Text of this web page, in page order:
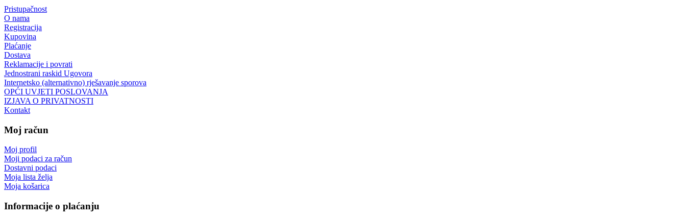
Pristupačnost
O nama
Registracija
Kupovina
Plaćanje
Dostava
Reklamacije i povrati
Jednostrani raskid Ugovora
Internetsko (alternativno) rješavanje sporova
OPĆI UVJETI POSLOVANJA
IZJAVA O PRIVATNOSTI
Kontakt
Moj račun
Moj profil
Moji podaci za račun
Dostavni podaci
Moja lista želja
Moja košarica
Informacije o plaćanju